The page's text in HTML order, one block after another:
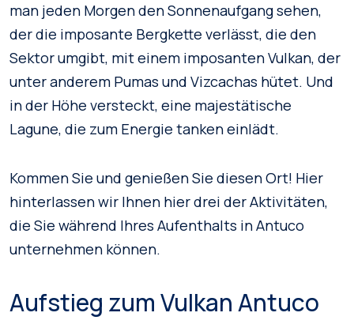
man jeden Morgen den Sonnenaufgang sehen,
der die imposante Bergkette verlässt, die den
Sektor umgibt, mit einem imposanten Vulkan, der
unter anderem Pumas und Vizcachas hütet. Und
in der Höhe versteckt, eine majestätische
Lagune, die zum Energie tanken einlädt.
Kommen Sie und genießen Sie diesen Ort! Hier
hinterlassen wir Ihnen hier drei der Aktivitäten,
die Sie während Ihres Aufenthalts in Antuco
unternehmen können.
Aufstieg zum Vulkan Antuco